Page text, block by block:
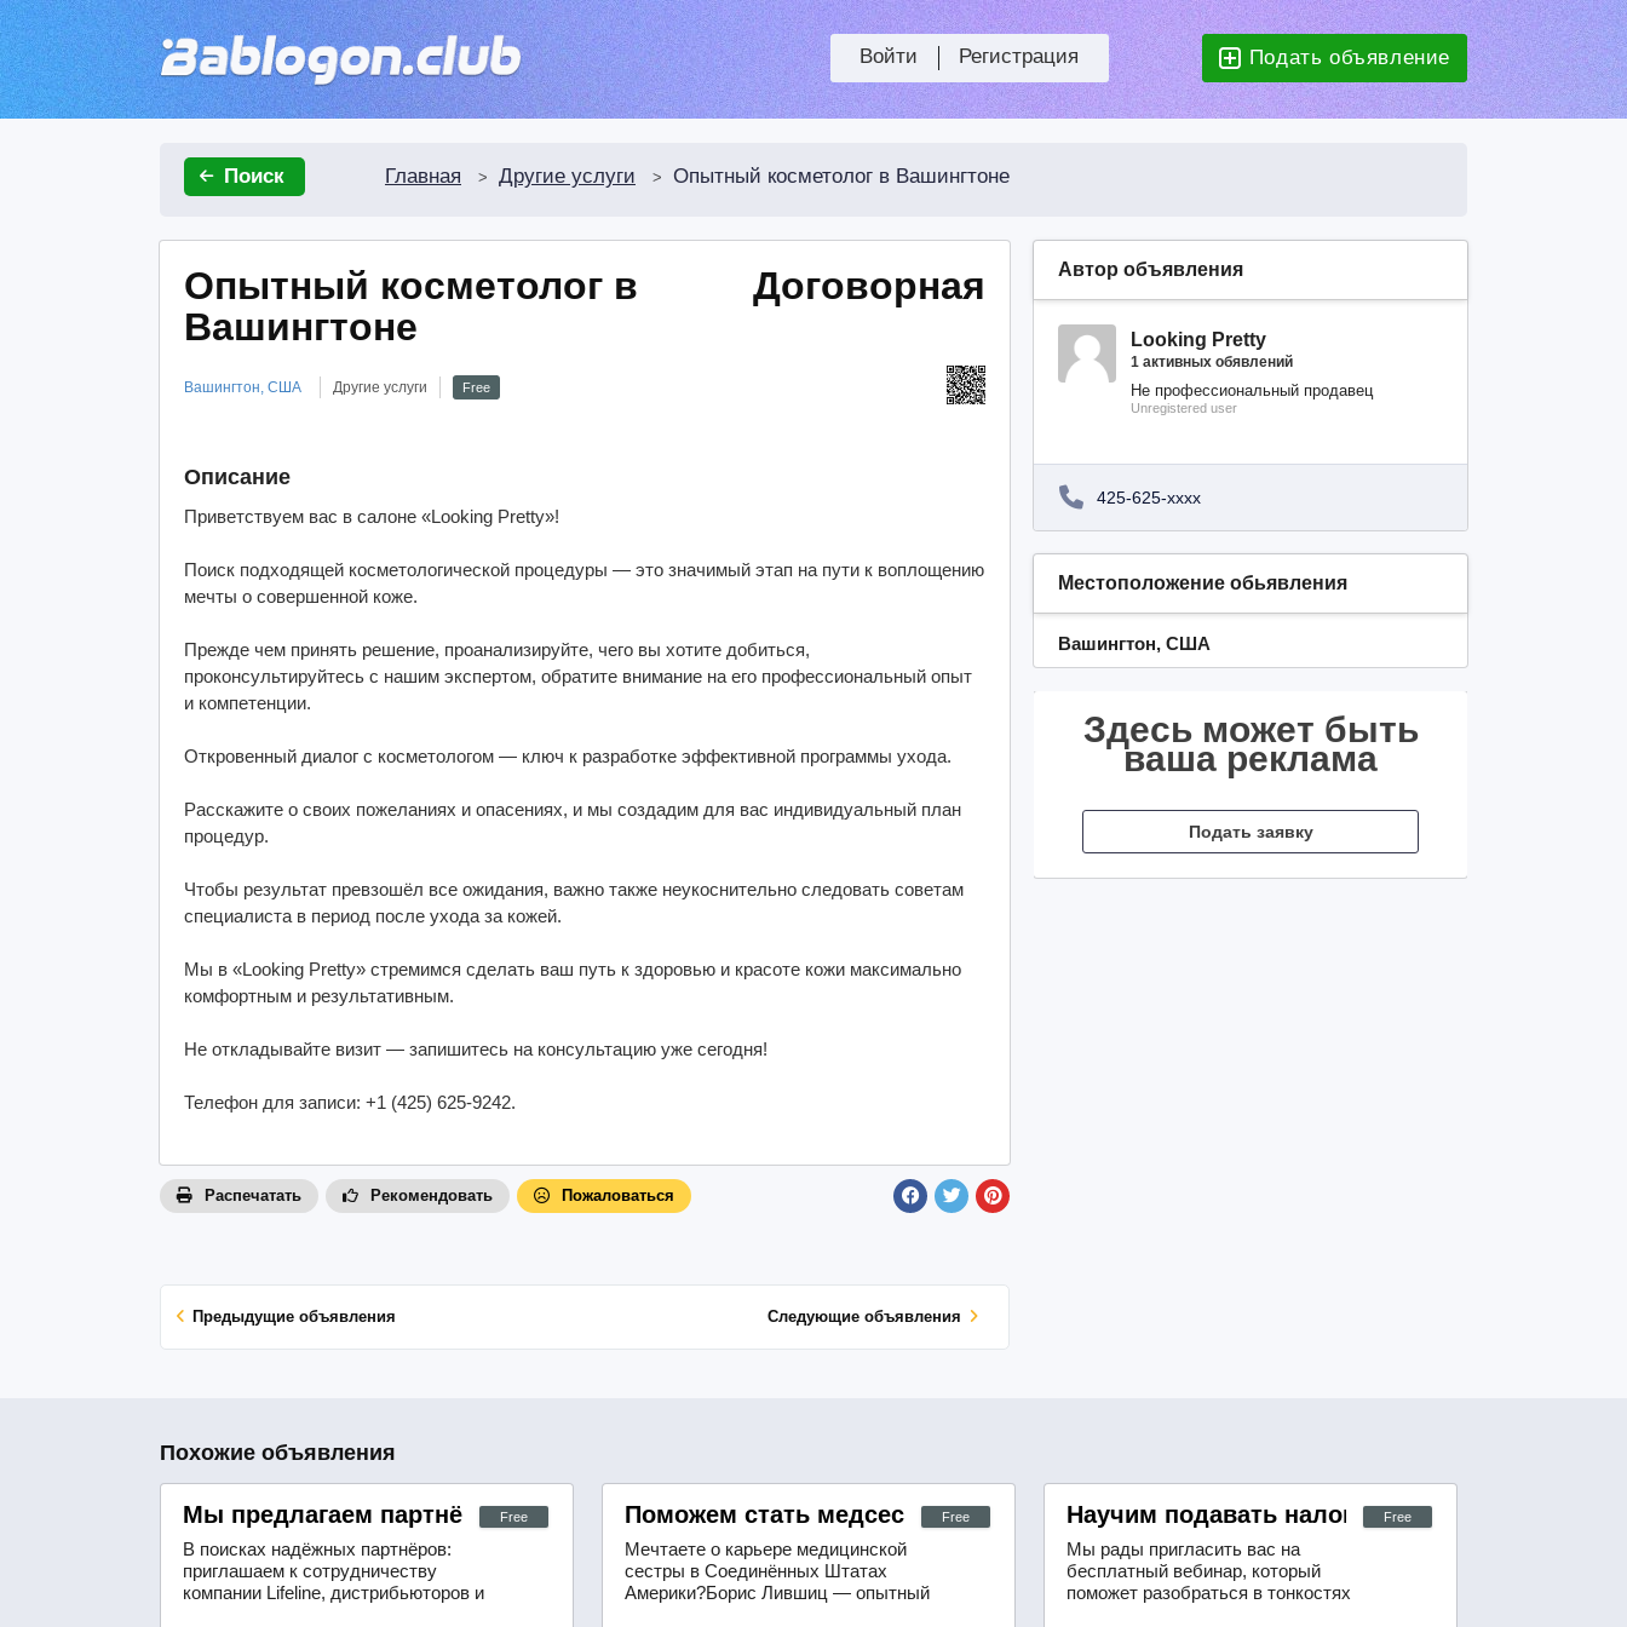
Подать объявление
Регистрация
Войти
Поиск Главная > Другие услуги > Опытный косметолог в Вашингтоне
Договорная
Опытный косметолог в
Вашингтоне
Вашингтон, США Другие услуги Free
Описание
Приветствуем вас в салоне «Looking Pretty»!
Поиск подходящей косметологической процедуры — это значимый этап на пути к воплощению
мечты о совершенной коже.
Прежде чем принять решение, проанализируйте, чего вы хотите добиться,
проконсультируйтесь с нашим экспертом, обратите внимание на его профессиональный опыт
и компетенции.
Откровенный диалог с косметологом — ключ к разработке эффективной программы ухода.
Расскажите о своих пожеланиях и опасениях, и мы создадим для вас индивидуальный план
процедур.
Чтобы результат превзошёл все ожидания, важно также неукоснительно следовать советам
специалиста в период после ухода за кожей.
Мы в «Looking Pretty» стремимся сделать ваш путь к здоровью и красоте кожи максимально
комфортным и результативным.
Не откладывайте визит — запишитесь на консультацию уже сегодня!
Телефон для записи: +1 (425) 625-9242.
Распечатать Рекомендовать Пожаловаться
Предыдущие объявления Cледующие объявления
Автор объявления
Looking Pretty
1 активных обявлений
Не профессиональный продавец
Unregistered user
425-625-xxxx
Местоположение обьявления
Вашингтон, США
Здесь может быть
ваша реклама
Подать заявку
Похожие объявления
Free
Мы предлагаем партнёрам возможности в сфере телекоммуникаций
В поисках надёжных партнёров:
приглашаем к сотрудничеству
компании Lifeline, дистрибьюторов и
Free
Поможем стать медсестрой в США
Мечтаете о карьере медицинской
сестры в Соединённых Штатах
Америки?Борис Лившиц — опытный
Free
Научим подавать налоговые декларации в
Мы рады пригласить вас на
бесплатный вебинар, который
поможет разобраться в тонкостях